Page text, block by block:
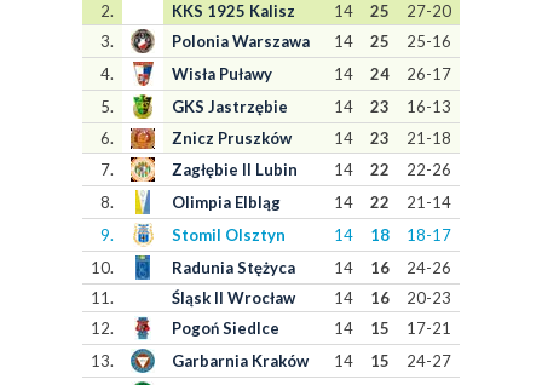
2.
KKS 1925 Kalisz 14 25
27-20
3.
Polonia Warszawa 14 25
25-16
4.
Wisła Puławy 14 24
26-17
5.
GKS Jastrzębie 14 23
16-13
6.
Znicz Pruszków 14 23
21-18
7.
Zagłębie II Lubin 14 22
22-26
8.
Olimpia Elbląg 14 22
21-14
9.
Stomil Olsztyn 14 18
18-17
10.
Radunia Stężyca 14 16
24-26
11.
Śląsk II Wrocław 14 16
20-23
12.
Pogoń Siedlce 14 15
17-21
13.
Garbarnia Kraków 14 15
24-27